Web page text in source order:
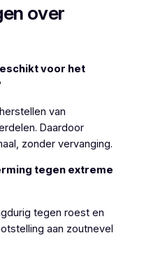
over
voor het
van
Daardoor
zonder vervanging.
tegen extreme
tegen roest en
aan zoutnevel